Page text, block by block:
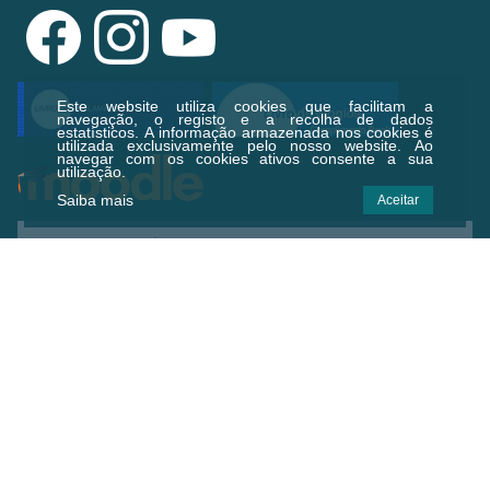
Este website utiliza cookies que facilitam a
navegação, o registo e a recolha de dados
estatísticos.A informação armazenada nos cookies é
utilizada exclusivamente pelo nosso website. Ao
navegar com os cookies ativos consente a sua
utilização.
Saiba mais
Aceitar